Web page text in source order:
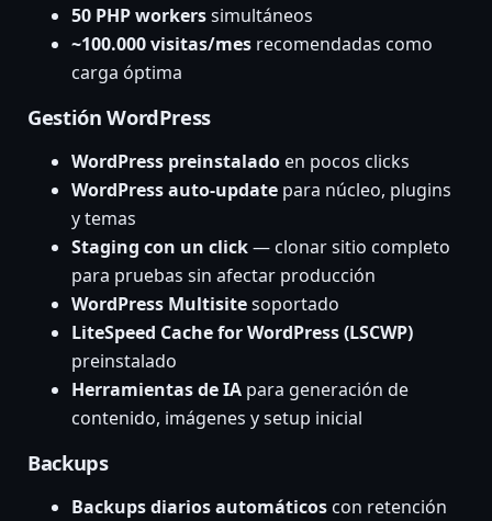
50 PHP workerssimultáneos
~100.000 visitas/mes recomendadas como
carga óptima
Gestión WordPress
WordPress preinstalado en pocos clicks
WordPress auto-update para núcleo, plugins
y temas
Staging con un click— clonar sitio completo
para pruebas sin afectar producción
WordPress Multisitesoportado
LiteSpeed Cache for WordPress (LSCWP)
preinstalado
Herramientas de IA para generación de
contenido, imágenes y setup inicial
Backups
Backups diarios automáticos con retención